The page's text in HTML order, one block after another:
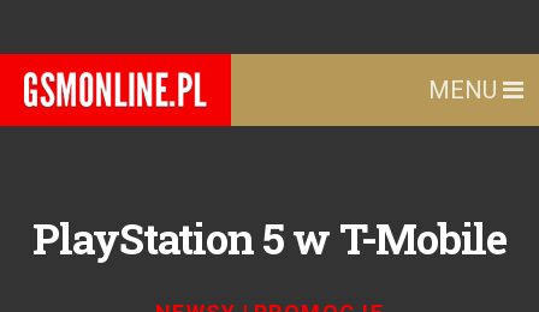
MENU
PlayStation 5 w T-Mobile